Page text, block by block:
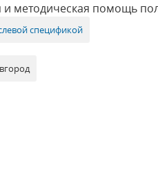
и методическая помощь
спецификой